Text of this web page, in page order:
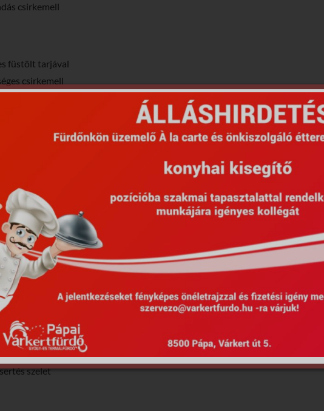
csirkemell
füstölt tarjával
csirkemell
leves és választható (rántott szelet, rántott sajt, roston szelet, cordon
Ft
mexikói raguval
szelet